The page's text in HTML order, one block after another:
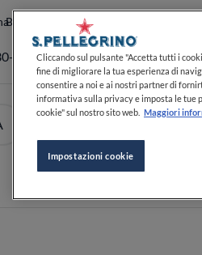
BOItalia
14:00, 19:30-22:00 VEDI ORARI
+39 333 467 8086
Cliccando sul pulsante "Accetta tutti i
fine di migliorare la tua esperienza di
consentire a noi e ai nostri partner di
informativa sulla privacy e imposta le tue
cookie" sul nostro sito web. Maggiori